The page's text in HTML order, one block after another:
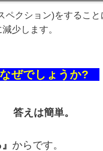
ペクション)をするこ
少します。
なぜでしょうか?
答えは簡単。
からです。